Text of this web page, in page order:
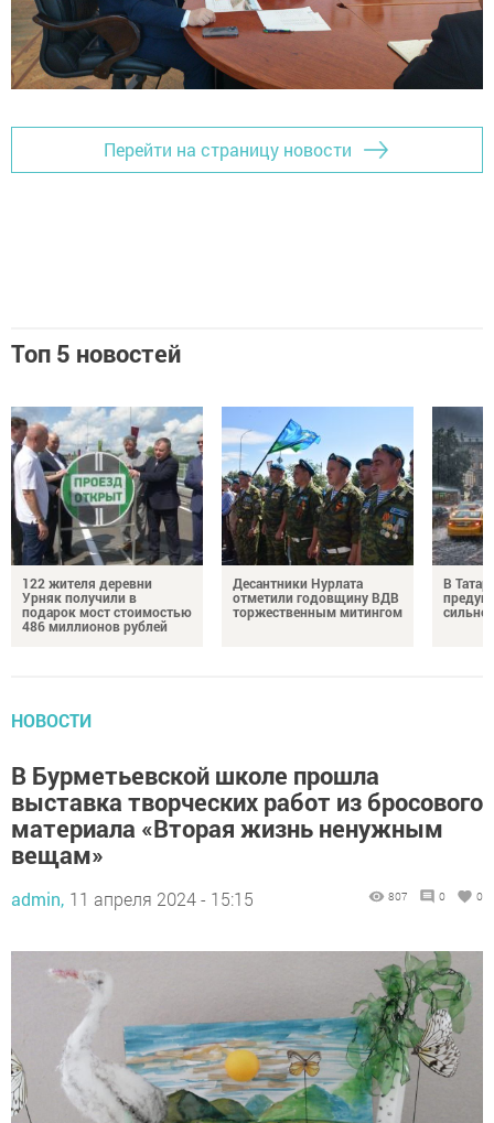
Перейти на страницу новости
Топ 5 новостей
122 жителя деревни
Урняк получили в
подарок мост стоимостью
486 миллионов рублей
Десантники Нурлата
отметили годовщину ВДВ
торжественным митингом
В
НОВОСТИ
В Бурметьевской школе прошла
выставка творческих работ из бросового
материала «Вторая жизнь ненужным
вещам»
admin, 11 апреля 2024 - 15:15 807 0 0